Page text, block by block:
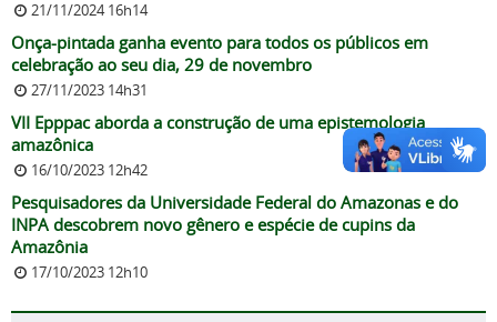
21/11/2024 16h14
Onça-pintada ganha evento para todos os públicos em
celebração ao seu dia, 29 de novembro
27/11/2023 14h31
VII Epppac aborda a construção de uma epistemologia
amazônica
16/10/2023 12h42
Pesquisadores da Universidade Federal do Amazonas e do
INPA descobrem novo gênero e espécie de cupins da
Amazônia
17/10/2023 12h10